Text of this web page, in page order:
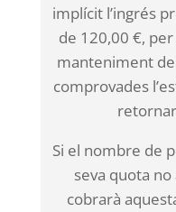
implícit l’ingrés
de 120,00 €,
manteniment de
comprovades
Si el nombre de
seva quota
cobrarà